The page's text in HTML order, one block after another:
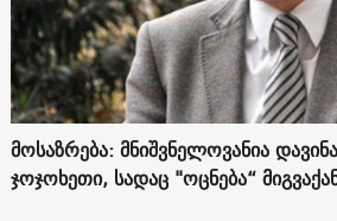
მოსაზრება: მნიშვნელოვანია
ჯოჯოხეთი, სადაც "ოცნება“